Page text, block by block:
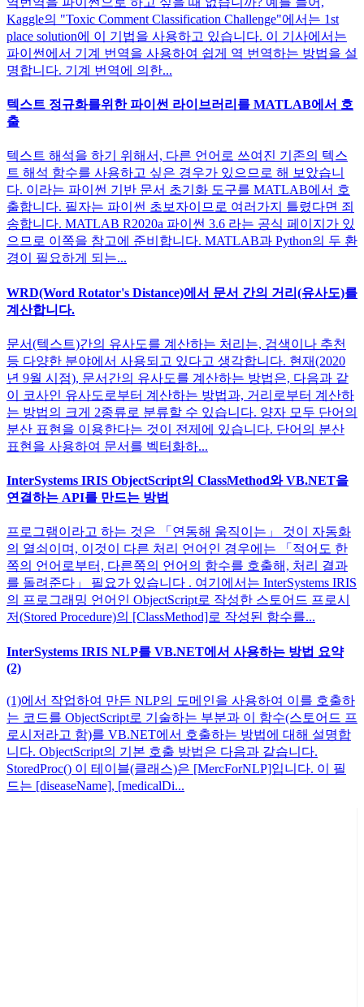
Kaggle의 "Toxic Comment Classification Challenge"에서는 1st
place solution에 이 기법을 사용하고 있습니다. 이 기사에서는
파이썬에서 기계 번역을 사용하여 쉽게 역 번역하는 방법을 설
명합니다. 기계 번역에 의한...
텍스트 정규화를위한 파이썬 라이브러리를 MATLAB에서 호
출
텍스트 해석을 하기 위해서, 다른 언어로 쓰여진 기존의 텍스
트 해석 함수를 사용하고 싶은 경우가 있으므로 해 보았습니
다. 이라는 파이썬 기반 문서 초기화 도구를 MATLAB에서 호
출합니다. 필자는 파이썬 초보자이므로 여러가지 틀렸다면 죄
송합니다. MATLAB R2020a 파이썬 3.6 라는 공식 페이지가 있
으므로 이쪽을 참고에 준비합니다. MATLAB과 Python의 두 환
경이 필요하게 되는...
WRD(Word Rotator's Distance)에서 문서 간의 거리(유사도)를
계산합니다.
문서(텍스트)간의 유사도를 계산하는 처리는, 검색이나 추천
등 다양한 분야에서 사용되고 있다고 생각합니다. 현재(2020
년 9월 시점), 문서간의 유사도를 계산하는 방법은, 다음과 같
이 코사인 유사도로부터 계산하는 방법과, 거리로부터 계산하
는 방법의 크게 2종류로 분류할 수 있습니다. 양자 모두 단어의
분산 표현을 이용한다는 것이 전제에 있습니다. 단어의 분산
표현을 사용하여 문서를 벡터화하...
InterSystems IRIS ObjectScript의 ClassMethod와 VB.NET을
연결하는 API를 만드는 방법
프로그램이라고 하는 것은 「연동해 움직이는」 것이 자동화
의 열쇠이며, 이것이 다른 처리 언어인 경우에는 「적어도 한
쪽의 언어로부터, 다른쪽의 언어의 함수를 호출해, 처리 결과
를 돌려준다」 필요가 있습니다 . 여기에서는 InterSystems IRIS
의 프로그래밍 언어인 ObjectScript로 작성한 스토어드 프로시
저(Stored Procedure)의 [ClassMethod]로 작성된 함수를...
InterSystems IRIS NLP를 VB.NET에서 사용하는 방법 요약
(2)
(1)에서 작업하여 만든 NLP의 도메인을 사용하여 이를 호출하
는 코드를 ObjectScript로 기술하는 부분과 이 함수(스토어드 프
로시저라고 함)를 VB.NET에서 호출하는 방법에 대해 설명합
니다. ObjectScript의 기본 호출 방법은 다음과 같습니다.
StoredProc() 이 테이블(클래스)은 [MercForNLP]입니다. 이 필
드는 [diseaseName], [medicalDi...